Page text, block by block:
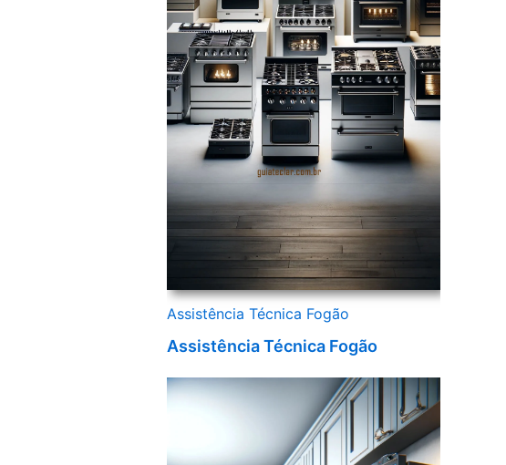
Assistência Técnica Fogão
Assistência Técnica Fogão